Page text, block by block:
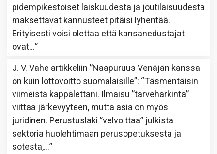
pidempikestoiset laiskuudesta ja joutilaisuudesta
maksettavat kannusteet pitäisi lyhentää.
Erityisesti voisi olettaa että kansanedustajat
ovat…”
J. V. Vahe artikkeliin”Naapuruus Venäjän kanssa
on kuin lottovoitto suomalaisille”: “Täsmentäisin
viimeistä kappalettani. Ilmaisu ”tarveharkinta”
viittaa järkevyyteen, mutta asia on myös
juridinen. Perustuslaki ”velvoittaa” julkista
sektoria huolehtimaan perusopetuksesta ja
sotesta,…”